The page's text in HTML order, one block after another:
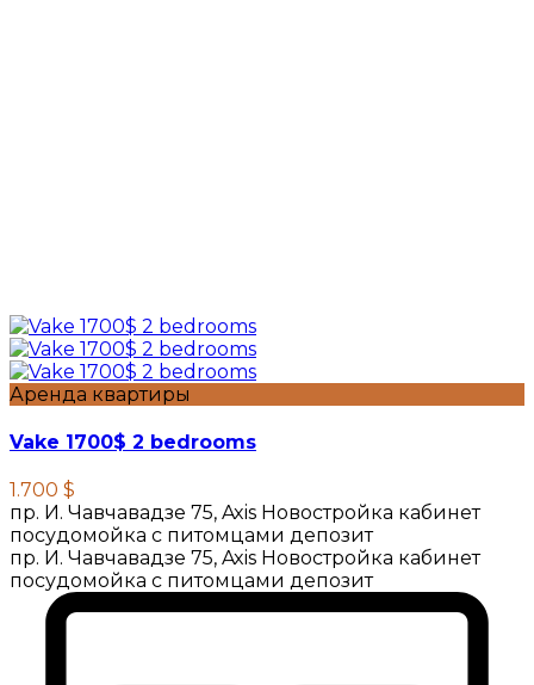
Аренда квартиры
Vake 1700$ 2 bedrooms
1.700 $
пр. И. Чавчавадзе 75, Axis Новостройка кабинет
посудомойка с питомцами депозит
пр. И. Чавчавадзе 75, Axis Новостройка кабинет
посудомойка с питомцами депозит